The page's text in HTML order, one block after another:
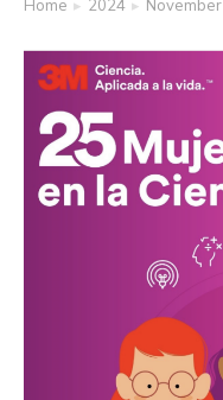
You are here:
Home 2024 November